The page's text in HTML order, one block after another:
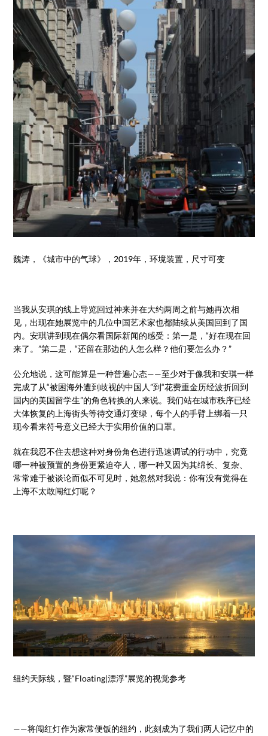
魏涛，《城市中的气球》，2019年，环境装置，尺寸可变
当我从安琪的线上导览回过神来并在大约两周之前与她再次相
见，出现在她展览中的几位中国艺术家也都陆续从美国回到了国
内。安琪讲到现在偶尔看国际新闻的感受：第一是，“好在现在回
来了。”第二是，“还留在那边的人怎么样？他们要怎么办？”
公允地说，这可能算是一种普遍心态——至少对于像我和安琪一样
完成了从“被困海外遭到歧视的中国人”到“花费重金历经波折回到
国内的美国留学生”的角色转换的人来说。我们站在城市秩序已经
大体恢复的上海街头等待交通灯变绿，每个人的手臂上绑着一只
现今看来符号意义已经大于实用价值的口罩。
就在我忍不住去想这种对身份角色进行迅速调试的行动中，究竟
哪一种被预置的身份更紧迫夺人，哪一种又因为其绵长、复杂、
常常难于被谈论而似不可见时，她忽然对我说：你有没有觉得在
上海不太敢闯红灯呢？
纽约天际线，暨“Floating|漂浮”展览的视觉参考
——将闯红灯作为家常便饭的纽约，此刻成为了我们两人记忆中的